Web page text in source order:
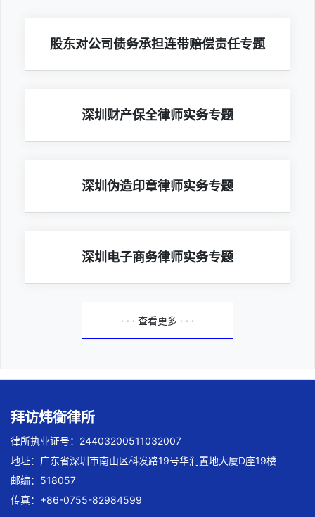
股东对公司债务承担连带赔偿责任专题
深圳财产保全律师实务专题
深圳伪造印章律师实务专题
深圳电子商务律师实务专题
· · · 查看更多 · · ·
拜访炜衡律所
律所执业证号：24403200511032007
地址：广东省深圳市南山区科发路19号华润置地大厦D座19楼
邮编：518057
传真：+86-0755-82984599